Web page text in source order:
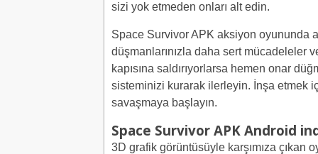
sizi yok etmeden onları alt edin.
Space Survivor APK aksiyon oyununda
düşmanlarınızla daha sert mücadeleler
kapısına saldırıyorlarsa hemen onar
sisteminizi kurarak ilerleyin. İnşa etmek
savaşmaya başlayın.
Space Survivor APK Android
3D grafik görüntüsüyle karşımıza çıkan